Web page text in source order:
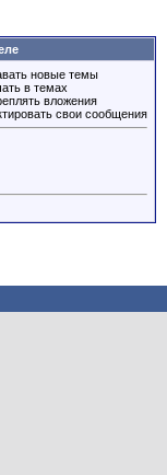
новые темы
в темах
вложения
свои сообщения